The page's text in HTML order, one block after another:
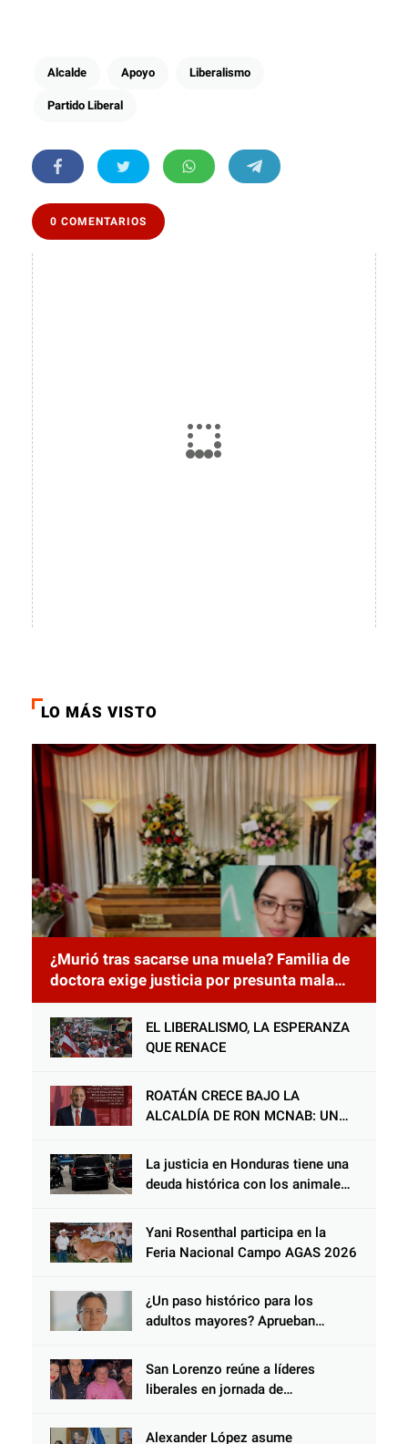
Alcalde Apoyo Liberalismo
Partido Liberal
0 COMENTARIOS
LO MÁS VISTO
¿Murió tras sacarse una muela? Familia de
doctora exige justicia por presunta mala
práctica odontológica
EL LIBERALISMO, LA ESPERANZA
QUE RENACE
ROATÁN CRECE BAJO LA
ALCALDÍA DE RON MCNAB: UN
COMUNIDAD Y DEL PARTIDO
LIBERAL
La justicia en Honduras tiene una
deuda histórica con los animales,
peso de la ley al responsable de
Choloma es consolidar un Estado
que protege al verdugo y
Yani Rosenthal participa en la
Feria Nacional Campo AGAS 2026
¿Un paso histórico para los
adultos mayores? Aprueban
Salomón Nazar para fortalecer su
protección en Honduras
San Lorenzo reúne a líderes
liberales en jornada de
Alexander López asume